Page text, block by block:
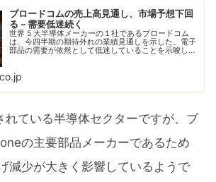
ブロードコムの売上高見通し、市場予想下回
る－需要低迷続く
世界 5 大半導体メーカーの１社であるブロードコム
は、今四半期の期待外れの業績見通しを示した。電子
部品の需要が依然として低迷していることを示唆し
れている半導体セクターですが、ブ
の主要部品メーカーであるため
減少が大きく影響しているようで